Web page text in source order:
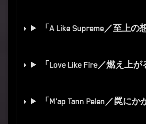
「A Like Supreme／至上の
「Love Like Fire／燃え上が
「M'ap Tann Pelen／罠にか